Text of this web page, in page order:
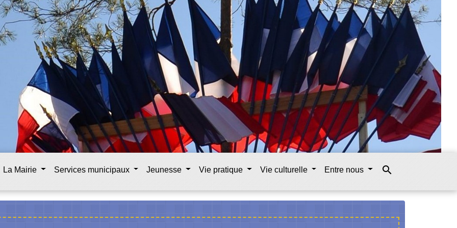
La Mairie Services municipaux Jeunesse Vie pratique Vie culturelle Entre nous search